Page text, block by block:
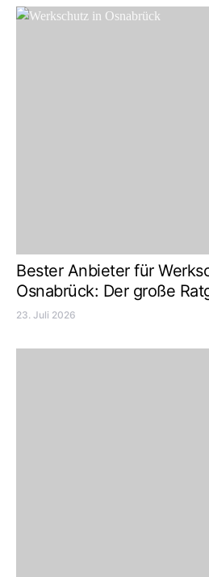
Bester Anbieter für
Osnabrück: Der große
23. Juli 2026